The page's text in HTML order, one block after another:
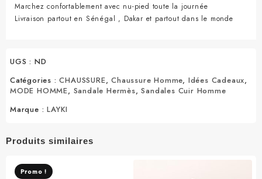
Marchez confortablement avec nu-pied toute la journée
Livraison partout en Sénégal , Dakar et partout dans le monde
UGS : ND
Catégories :CHAUSSURE,Chaussure Homme, Idées Cadeaux,
MODE HOMME, Sandale Hermès,Sandales Cuir Homme
Marque :LAYKI
Produits similaires
Promo !